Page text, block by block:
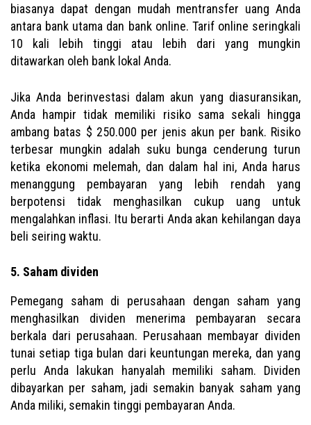
biasanya dapat dengan mudah mentransfer uang Anda
antara bank utama dan bank online. Tarif online seringkali
10 kali lebih tinggi atau lebih dari yang mungkin
ditawarkan oleh bank lokal Anda.
Jika Anda berinvestasi dalam akun yang diasuransikan,
Anda hampir tidak memiliki risiko sama sekali hingga
ambang batas $ 250.000 per jenis akun per bank. Risiko
terbesar mungkin adalah suku bunga cenderung turun
ketika ekonomi melemah, dan dalam hal ini, Anda harus
menanggung pembayaran yang lebih rendah yang
berpotensi tidak menghasilkan cukup uang untuk
mengalahkan inflasi. Itu berarti Anda akan kehilangan daya
beli seiring waktu.
5. Saham dividen
Pemegang saham di perusahaan dengan saham yang
menghasilkan dividen menerima pembayaran secara
berkala dari perusahaan. Perusahaan membayar dividen
tunai setiap tiga bulan dari keuntungan mereka, dan yang
perlu Anda lakukan hanyalah memiliki saham. Dividen
dibayarkan per saham, jadi semakin banyak saham yang
Anda miliki, semakin tinggi pembayaran Anda.